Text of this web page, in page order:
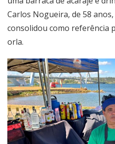
Carlos Nogueira, de 58
consolidou como referência
orla.